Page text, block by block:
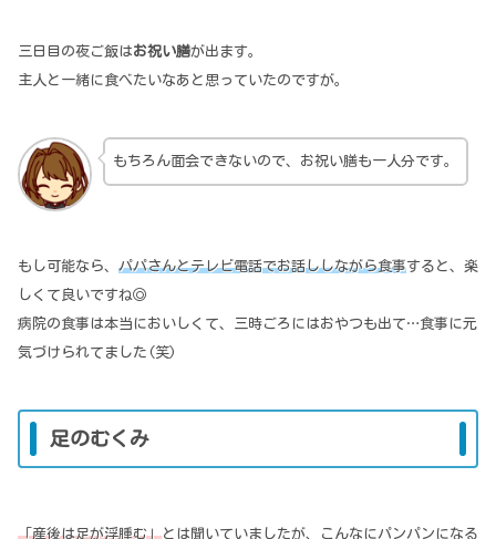
三日目の夜ご飯はお祝い膳が出ます。
主人と一緒に食べたいなあと思っていたのですが。
もちろん面会できないので、お祝い膳も一人分です。
もし可能なら、 パパさんとテレビ電話でお話ししながら食事すると、楽
しくて良いですね◎
病院の食事は本当においしくて、三時ごろにはおやつも出て…食事に元
気づけられてました(笑)
足のむくみ
「産後は足が浮腫む」とは聞いていましたが、こんなにパンパンになる